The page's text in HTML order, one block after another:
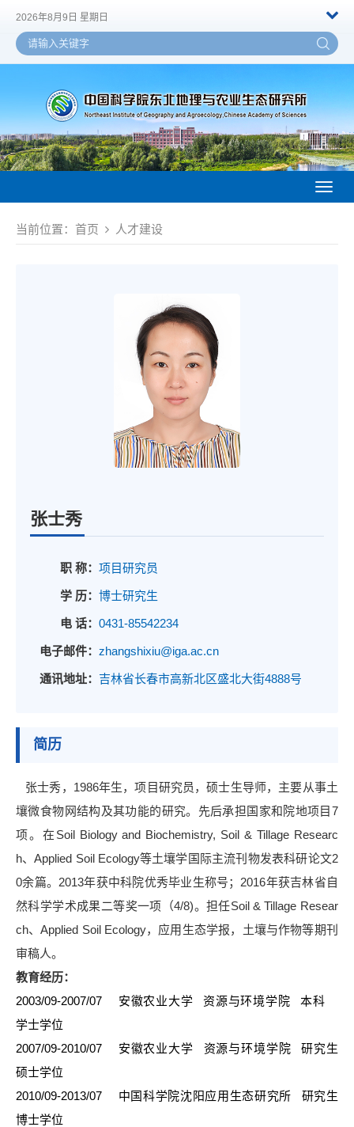
2026年8月9日 星期日
当前位置： 首页 人才建设
张士秀
职 称： 项目研究员
学 历： 博士研究生
电 话： 0431-85542234
电子邮件： zhangshixiu@iga.ac.cn
通讯地址： 吉林省长春市高新北区盛北大街4888号
简历
张士秀， 1986年生，项目研究员，硕士生导师，主要从事土
壤微食物网结构及其功能的研究。先后承担国家和院地项目 7
项。在 Soil Biology and Biochemistry, Soil & Tillage Researc
h、Applied Soil Ecology等土壤学国际主流刊物发表科研论文2
0余篇。 2013年获中科院优秀毕业生称号； 2016年获吉林省自
然科学学术成果二等奖一项（4/8)。担任Soil & Tillage Resear
ch、Applied Soil Ecology，应用生态学报，土壤与作物等期刊
审稿人。
教育经历：
2003/09-2007/07 安徽农业大学 资源与环境学院本科
学士学位
2007/09-2010/07 安徽农业大学 资源与环境学院 研究生
硕士学位
2010/09-2013/07 中国科学院沈阳应用生态研究所 研究生
博士学位